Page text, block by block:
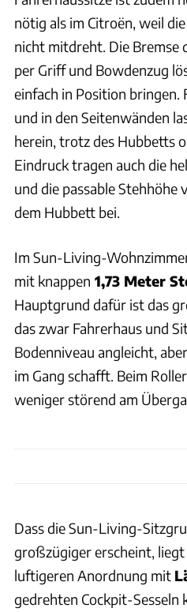
nötig als im Citroën, weil
nicht mitdreht. Die Bremse
per Griff und Bowdenzug
einfach in Position bringen.
und in den Seitenwänden
herein, trotz des Hubbetts
Eindruck tragen auch die
und die passable
dem Hubbett bei.
Im Sun-Living-
mit knappen 1,73 Meter
Hauptgrund dafür ist das
das zwar Fahrerhaus und
Bodenniveau angleicht,
im Gang schafft. Beim
weniger störend am
Dass die Sun-Living-
großzügiger erscheint,
luftigeren Anordnung mit
gedrehten Cockpit-Sesseln